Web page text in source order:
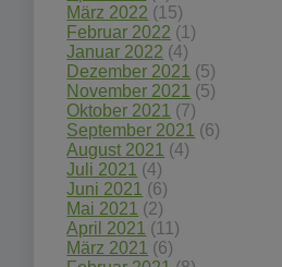
März 2022 (15)
Februar 2022 (1)
Januar 2022 (4)
Dezember 2021 (5)
November 2021 (5)
Oktober 2021 (7)
September 2021 (6)
August 2021 (4)
Juli 2021 (4)
Juni 2021 (6)
Mai 2021 (2)
April 2021 (11)
März 2021 (6)